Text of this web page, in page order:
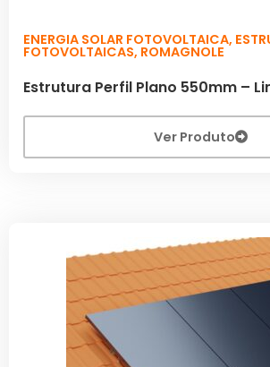
ENERGIA SOLAR FOTOVOLTAICA,
FOTOVOLTAICAS, ROMAGNOLE
Estrutura Perfil Plano 550mm –
Ver Produto